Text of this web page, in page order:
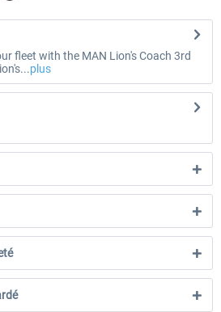
fleet with the MAN Lion's Coach 3rd
plus